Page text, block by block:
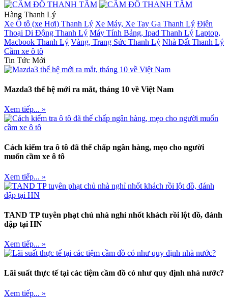
Hàng Thanh Lý
Xe Ô tô (xe Hơi) Thanh Lý Xe Máy, Xe Tay Ga Thanh Lý Điện
Thoại Di Động Thanh Lý Máy Tính Bảng, Ipad Thanh Lý Laptop,
Macbook Thanh Lý Vàng, Trang Sức Thanh Lý Nhà Đất Thanh Lý
Cầm xe ô tô
Tin Tức Mới
Mazda3 thế hệ mới ra mắt, tháng 10 về Việt Nam
Xem tiếp... »
Cách kiểm tra ô tô đã thế chấp ngân hàng, mẹo cho người
muốn cầm xe ô tô
Xem tiếp... »
TAND TP tuyên phạt chủ nhà nghỉ nhốt khách rồi lột đồ, đánh
đập tại HN
Xem tiếp... »
Lãi suất thực tế tại các tiệm cầm đồ có như quy định nhà nước?
Xem tiếp... »